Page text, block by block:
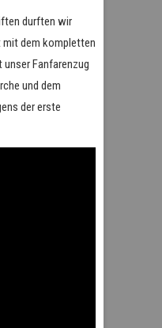
durften wir
dem kompletten
Fanfarenzug
und dem
der erste